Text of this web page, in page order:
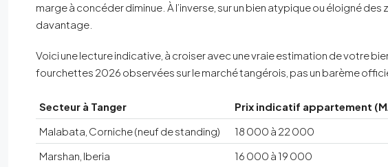
marge à concéder diminue. À l’inverse, sur un bien atypique ou éloigné
davantage.
Voici une lecture indicative, à croiser avec une vraie estimation de votre
fourchettes 2026 observées sur le marché tangérois, pas un barème
Secteur à Tanger Prix indicatif appartement
Malabata, Corniche (neuf de standing)
18 000 à 22 000
Marshan, Iberia
16 000 à 19 000